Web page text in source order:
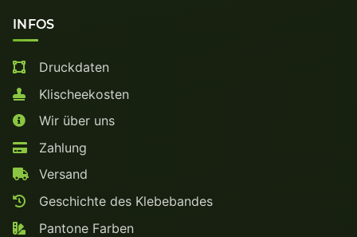
INFOS
Druckdaten
Klischeekosten
Wir über uns
Zahlung
Versand
Geschichte des Klebebandes
Pantone Farben